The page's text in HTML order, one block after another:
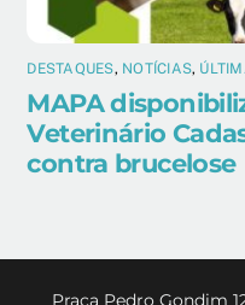
DESTAQUES, NOTÍCIAS,
MAPA
Veterinário
contra brucelose